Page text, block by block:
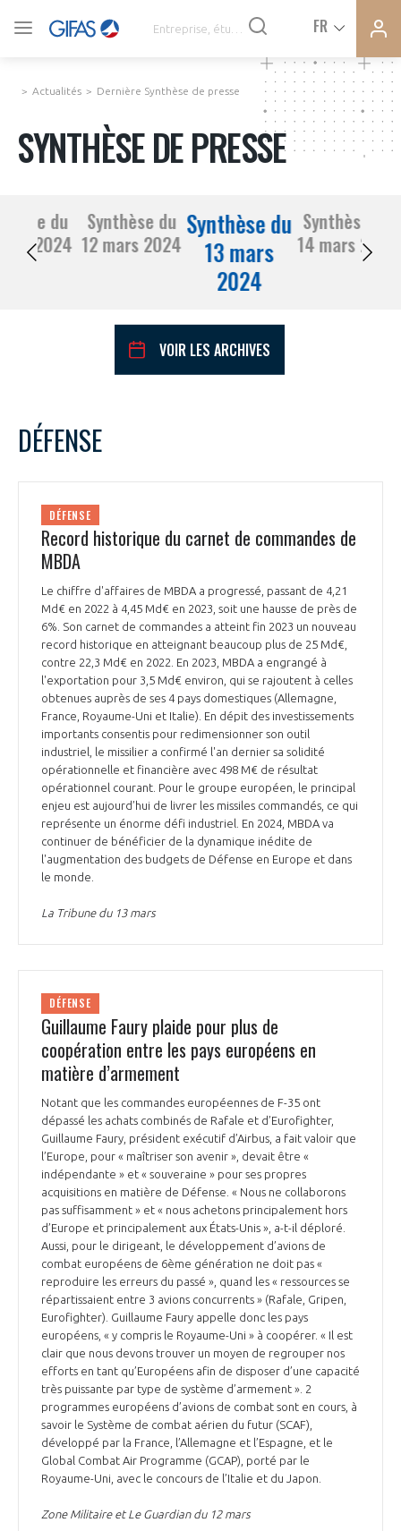
FR
SYNTHÈSE DE PRESSE
COMMUNIQUÉS DE PRESSE
PRÉSENTATION
NOTRE VISION
NOS MISSIONS
NOTRE HISTOIRE
ORGANISATION
LE CONSEIL DU GIFAS
L’ÉQUIPE DU GIFAS
NOS RÉSEAUX À L'INTERNATIONAL
FONCTIONNEMENT
GEADS
COMITÉ AERO PME
STARTAIR
COMMISSIONS ET COMITÉS
ACCOMPAGNEMENT DE NOS ADHÉRENTS
LES PROGRAMMES DU GIFAS
UN ÉCOSYSTÈME INTÉGRÉ ET COHÉRENT
POURQUOI DEVENIR MEMBRE ?
LA MÉDIATION
LA MÉDIATION DANS LA FILIÈRE AÉRONAUTIQUE ET SPATIALE
LE MÉDIATEUR DE LA FILIÈRE AÉRONAUTIQUE ET SPATIALE
MÉDIATION ET CHARTE D’ENGAGEMENT SUR LES RELATIONS ENTRE
LA MÉDIATION AU-DELÀ DE LA FILIÈRE AÉRONAUTIQUE ET SPATIALE
PRENDRE CONTACT AVEC LE MÉDIATEUR DE LA FILIÈRE
LE SALON DU BOURGET
L'OBSERVATOIRE
CHIFFRES CLÉS
LES ENJEUX
COMPÉTITIVITÉ
EMPLOI & FORMATION
ENVIRONNEMENT
INNOVATION
INTERNATIONALISATION
LES PUBLICATIONS
DOCUMENTS & BROCHURES
RAPPORTS D'ACTIVITÉS
Actualités Dernière Synthèse de presse
SYNTHÈSE DE PRESSE
du
11 mars 2024
Synthèse du
12 mars 2024
Synthèse du
13 mars
2024
Synthèse du
14 mars 2024
VOIR LES ARCHIVES
1 2
3
14 16
17
DÉFENSE
DÉFENSE
Record historique du carnet de commandes de
MBDA
Le chiffre d'affaires de MBDA a progressé, passant de 4,21
Md€ en 2022 à 4,45 Md€ en 2023, soit une hausse de près de
6%. Son carnet de commandes a atteint fin 2023 un nouveau
record historique en atteignant beaucoup plus de 25 Md€,
contre 22,3 Md€ en 2022. En 2023, MBDA a engrangé à
l'exportation pour 3,5 Md€ environ, qui se rajoutent à celles
obtenues auprès de ses 4 pays domestiques (Allemagne,
France, Royaume-Uni et Italie). En dépit des investissements
importants consentis pour redimensionner son outil
industriel, le missilier a confirmé l'an dernier sa solidité
opérationnelle et financière avec 498 M€ de résultat
opérationnel courant. Pour le groupe européen, le principal
enjeu est aujourd’hui de livrer les missiles commandés, ce qui
représente un énorme défi industriel. En 2024, MBDA va
continuer de bénéficier de la dynamique inédite de
l'augmentation des budgets de Défense en Europe et dans
le monde.
La Tribune du 13 mars
DÉFENSE
Guillaume Faury plaide pour plus de
coopération entre les pays européens en
matière d’armement
Notant que les commandes européennes de F-35 ont
dépassé les achats combinés de Rafale et d’Eurofighter,
Guillaume Faury, président exécutif d’Airbus, a fait valoir que
l’Europe, pour « maîtriser son avenir », devait être «
indépendante » et « souveraine » pour ses propres
acquisitions en matière de Défense. « Nous ne collaborons
pas suffisamment » et « nous achetons principalement hors
d’Europe et principalement aux États-Unis », a-t-il déploré.
Aussi, pour le dirigeant, le développement d’avions de
combat européens de 6ème génération ne doit pas «
reproduire les erreurs du passé », quand les « ressources se
répartissaient entre 3 avions concurrents » (Rafale, Gripen,
Eurofighter). Guillaume Faury appelle donc les pays
européens, « y compris le Royaume-Uni » à coopérer. « Il est
clair que nous devons trouver un moyen de regrouper nos
efforts en tant qu’Européens afin de disposer d’une capacité
très puissante par type de système d’armement ». 2
programmes européens d’avions de combat sont en cours, à
savoir le Système de combat aérien du futur (SCAF),
développé par la France, l’Allemagne et l’Espagne, et le
Global Combat Air Programme (GCAP), porté par le
Royaume-Uni, avec le concours de l’Italie et du Japon.
Zone Militaire et Le Guardian du 12 mars
VOUS ÊTES ADHÉRENTS
PAS ENCORE ADHÉRENT ?
Rejoignez une filière d’excellence et développez
Découvrez les avantages d'adhérer au GIFAS.
Rencontres, salons, données sectorielles,
programmes ...
DEMANDE D’ADHÉSION
DEMANDE D’ADHÉSION
Avez-vous un statut de droit français ?